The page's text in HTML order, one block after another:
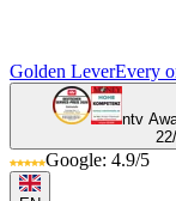
Golden LeverEvery
ntv
Google: 4.9/5